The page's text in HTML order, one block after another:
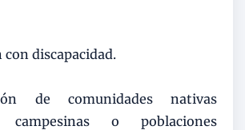
con discapacidad.
de comunidades nativas
campesinas o poblaciones